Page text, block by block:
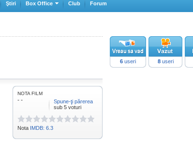
Ştiri Box Office Club Forum
NOTA FILM
- -
Spune-ţi părerea
sub 5 voturi
Nota IMDB: 6.3
6 useri 8useri